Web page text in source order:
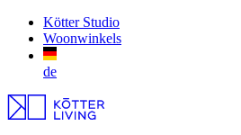
Kötter Studio
Woonwinkels
de